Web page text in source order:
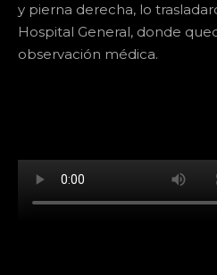
y pierna derecha, lo
Hospital General, donde
observación médica.